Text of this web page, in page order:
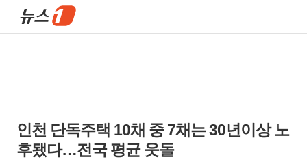
인천 단독주택 10채 중 7채는 30년이상 노
후됐다…전국 평균 웃돌